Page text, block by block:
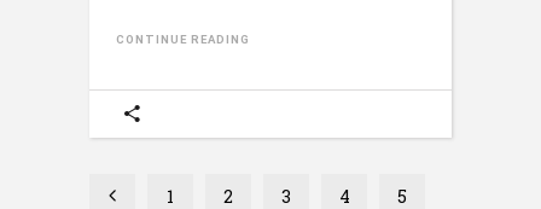
CONTINUE READING
1 2 3 4 5